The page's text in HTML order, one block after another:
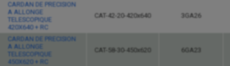
CARDAN DE PRECISION
A ALLONGE
TELESCOPIQUE
420X640 + RC
CAT-42-20-420x640 3GA26
CARDAN DE PRECISION
A ALLONGE
TELESCOPIQUE
450X620 + RC
CAT-58-30-450x620 6GA23